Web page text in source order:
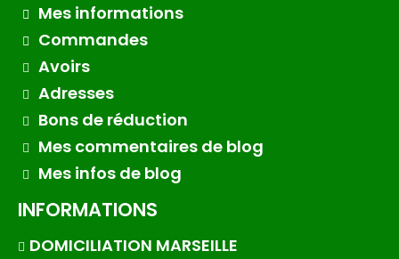
Mes informations
Commandes
Avoirs
Adresses
Bons de réduction
Mes commentaires de blog
Mes infos de blog
INFORMATIONS
DOMICILIATION MARSEILLE